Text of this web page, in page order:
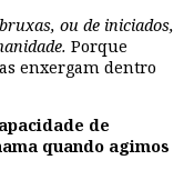
ou de iniciados,
Porque
enxergam dentro
de
quando agimos